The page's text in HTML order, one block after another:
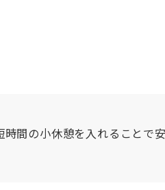
間の小休憩を入れることで